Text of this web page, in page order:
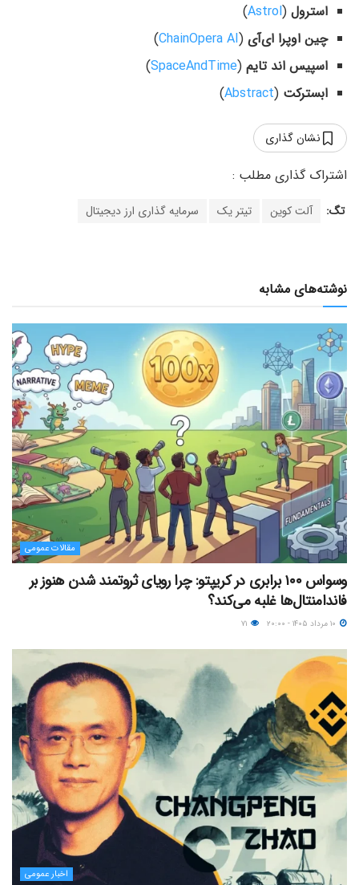
استرول (
Astrol
)
چین اوپرا ای‌آی (
ChainOpera AI
)
اسپیس اند تایم (
SpaceAndTime
)
ابسترکت (
Abstract
)
نشان گذاری
تگ: آلت کوین تیتر یک سرمایه گذاری ارز دیجیتال
نوشته‌های مشابه
مقالات عمومی
وسواس ۱۰۰ برابری در کریپتو: چرا رویای ثروتمند شدن هنوز بر
فاندامنتال‌ها غلبه می‌کند؟
اخبار عمومی